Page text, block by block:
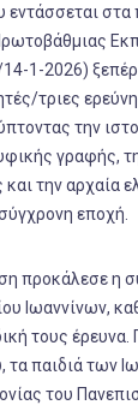
στα
1-2026)
τριες
την
γραφής,
την αρχαία
εποχή.
προκάλεσε η
Ιωαννίνων,
τους έρευνα.
τα παιδιά των
του